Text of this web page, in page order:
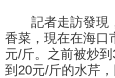
記者走訪發現，
香菜，現在在海口
元/斤。之前被炒
到20元/斤的水芹